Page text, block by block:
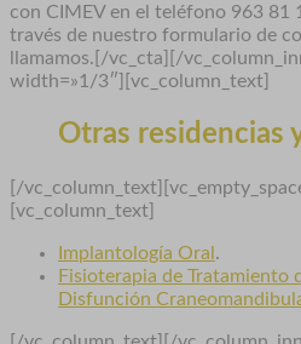
con CIMEV en el teléfono 963 81
través de nuestro formulario de
llamamos.[/vc_cta][/
width=»1/3″][vc_column_text]
Otras residencias
[/
[vc_column_text]
Implantología Oral.
Fisioterapia de Tratamiento
Disfunción